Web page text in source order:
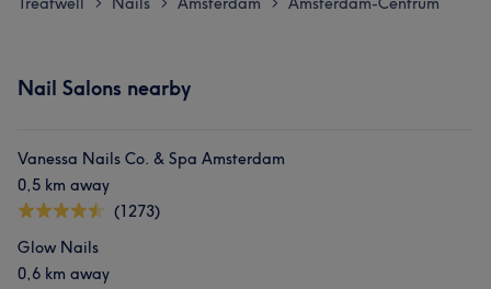
Nail Salons nearby
Vanessa Nails Co. & Spa Amsterdam
0,5 km away
(1273)
Glow Nails
0,6 km away